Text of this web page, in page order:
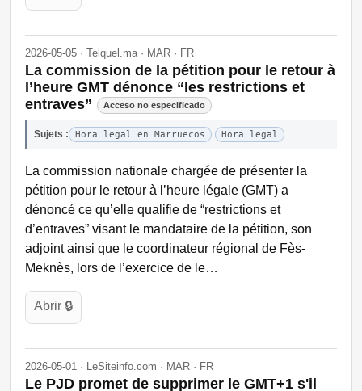
2026-05-05 · Telquel.ma · MAR · FR
La commission de la pétition pour le retour à
l’heure GMT dénonce “les restrictions et
entraves”
Acceso no especificado
Sujets : Hora legal en Marruecos Hora legal
La commission nationale chargée de présenter la
pétition pour le retour à l’heure légale (GMT) a
dénoncé ce qu’elle qualifie de “restrictions et
d’entraves” visant le mandataire de la pétition, son
adjoint ainsi que le coordinateur régional de Fès-
Meknès, lors de l’exercice de le…
Abrir 🔒
2026-05-01 · LeSiteinfo.com · MAR · FR
Le PJD promet de supprimer le GMT+1 s'il